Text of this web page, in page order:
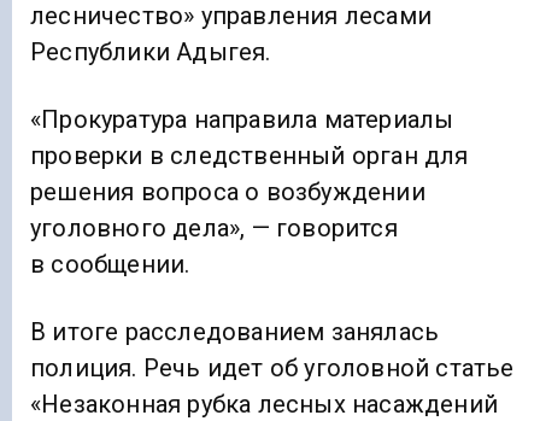
лесничество» управления лесами
Республики Адыгея.
«Прокуратура направила материалы
проверки в следственный орган для
решения вопроса о возбуждении
уголовного дела», — говорится
в сообщении.
В итоге расследованием занялась
полиция. Речь идет об уголовной статье
«Незаконная рубка лесных насаждений